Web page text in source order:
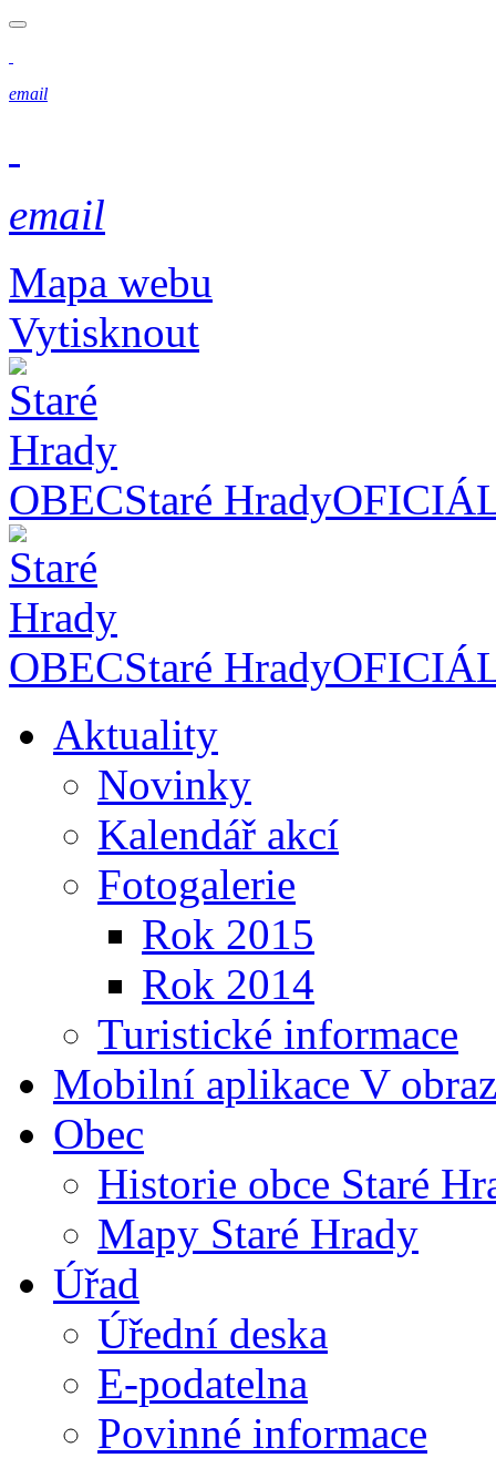
email
email
Mapa webu
Vytisknout
OBECStaré Hrady
OBECStaré Hrady
Aktuality
Novinky
Kalendář akcí
Fotogalerie
Rok 2015
Rok 2014
Turistické informace
Mobilní aplikace V
Obec
Historie obce Staré
Mapy Staré Hrady
Úřad
Úřední deska
E-podatelna
Povinné informace